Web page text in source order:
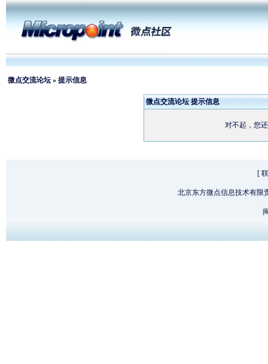
微点交流论坛 » 提示信息
微点交流论坛 提示信息
对不起，您
[
北京东方微点信息技术有限